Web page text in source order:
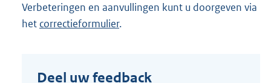
Verbeteringen en aanvullingen kunt u doorgeven via
het correctieformulier.
Deel uw feedback